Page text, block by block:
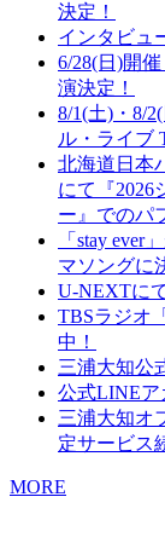
決定！
インタビュ
6/28(日)開催
演決定！
8/1(土)・8/
ル・ライブ
北海道日本
にて『2026
ー』でのパ
「stay
マソングに
U-NEXTに
TBSラジオ
中！
三浦大知公
公式LINEア
三浦大知オ
定サービス
MORE